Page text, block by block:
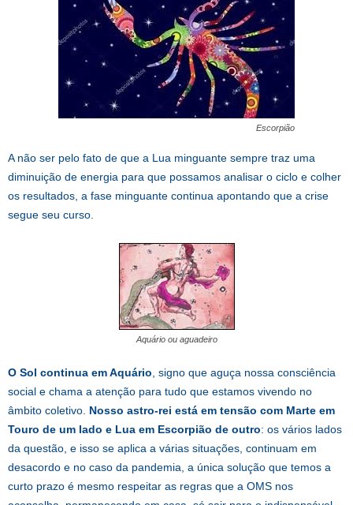
Escorpião
A não ser pelo fato de que a Lua minguante sempre traz uma
diminuição de energia para que possamos analisar o ciclo e colher
os resultados, a fase minguante continua apontando que a crise
segue seu curso.
Aquário ou aguadeiro
O Sol continua em Aquário , signo que aguça nossa consciência
social e chama a atenção para tudo que estamos vivendo no
âmbito coletivo. Nosso astro-rei está em tensão com Marte em
Touro de um lado e Lua em Escorpião de outro: os vários lados
da questão, e isso se aplica a várias situações, continuam em
desacordo e no caso da pandemia, a única solução que temos a
curto prazo é mesmo respeitar as regras que a OMS nos